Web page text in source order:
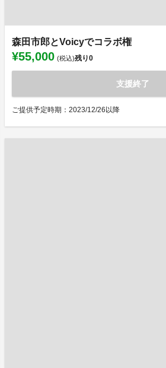
森田市郎とVoicyでコラボ権
¥55,000 (税込)残り0
支援終了
ご提供予定時期：2023/12/26以降